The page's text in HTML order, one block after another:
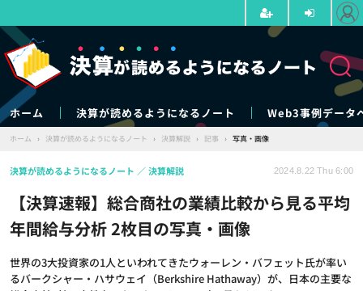
ホーム 決算が読めるようになるノート Web3事例データ
ホーム › 決算が読めるようになるノート › 決算解説 › 記事 › 写真・画像
【決算速報】総合商社の業績比較から見る平均
年間給与分析 2枚目の写真・画像
世界の3大投資家の1人といわれてきたウォーレン・バフェット氏が率い
るバークシャー・ハサウェイ（Berkshire Hathaway）が、日本の主要な
決算が読めるようになるノート 決算解説 2024.8.22 Thu 6:00